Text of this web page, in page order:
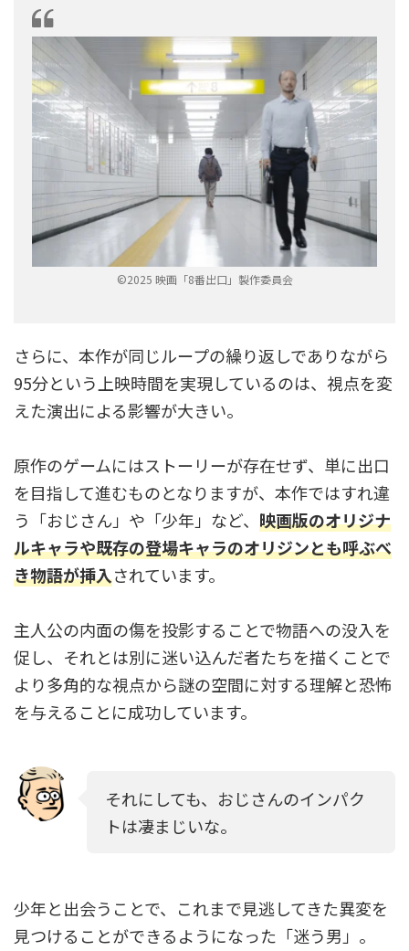
©2025 映画「8番出口」製作委員会
さらに、本作が同じループの繰り返しでありながら
95分という上映時間を実現しているのは、視点を変
えた演出による影響が大きい。
原作のゲームにはストーリーが存在せず、単に出口
を目指して進むものとなりますが、本作ではすれ違
う「おじさん」や「少年」など、 映画版のオリジナ
ルキャラや既存の登場キャラのオリジンとも呼ぶべ
き物語が挿入されています。
主人公の内面の傷を投影することで物語への没入を
促し、それとは別に迷い込んだ者たちを描くことで
より多角的な視点から謎の空間に対する理解と恐怖
を与えることに成功しています。
それにしても、おじさんのインパク
トは凄まじいな。
少年と出会うことで、これまで見逃してきた異変を
見つけることができるようになった「迷う男」。